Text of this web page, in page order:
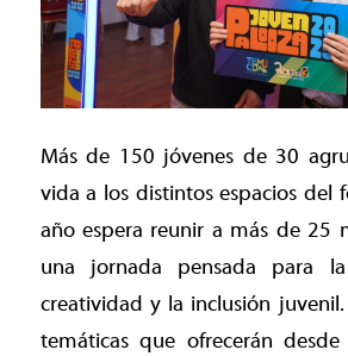
Más de 150 jóvenes de 30
vida a los distintos espacios del
año espera reunir a más de 25
una jornada pensada para
creatividad y la inclusión juvenil.
temáticas que ofrecerán